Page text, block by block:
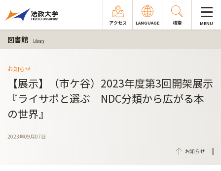
アクセス LANGUAGE 検索 MENU
図書館 Library
お知らせ
【展示】（市ケ谷）2023年度第3回開架展示
『ライサポと選ぶ NDC分類から広がる本
の世界』
2023年09月07日
お知らせ